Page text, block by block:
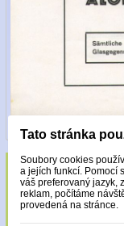
Sklo zdobeno
Swarovski.
Tato stránka
Soubory cookies
a jejích funkcí. Pomocí
váš preferovaný jazyk,
reklam, počítáme
provedená na stránce.